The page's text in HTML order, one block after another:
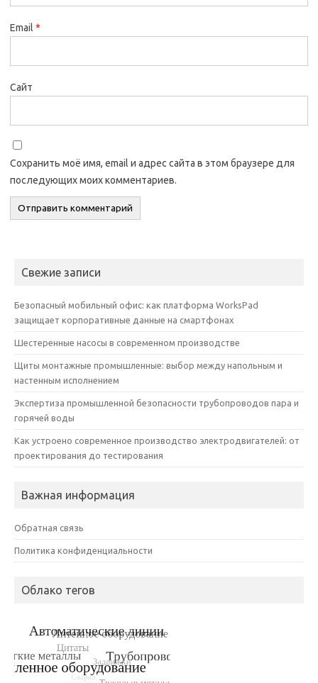
Email *
Сайт
Сохранить моё имя, email и адрес сайта в этом браузере для
последующих моих комментариев.
Свежие записи
Безопасный мобильный офис: как платформа WorksPad
защищает корпоративные данные на смартфонах
Шестеренные насосы в современном производстве
Щиты монтажные промышленные: выбор между напольным и
настенным исполнением
Экспертиза промышленной безопасности трубопроводов пара и
горячей воды
Как устроено современное производство электродвигателей: от
проектирования до тестирования
Важная информация
Обратная связь
Политика конфиденциальности
Облако тегов